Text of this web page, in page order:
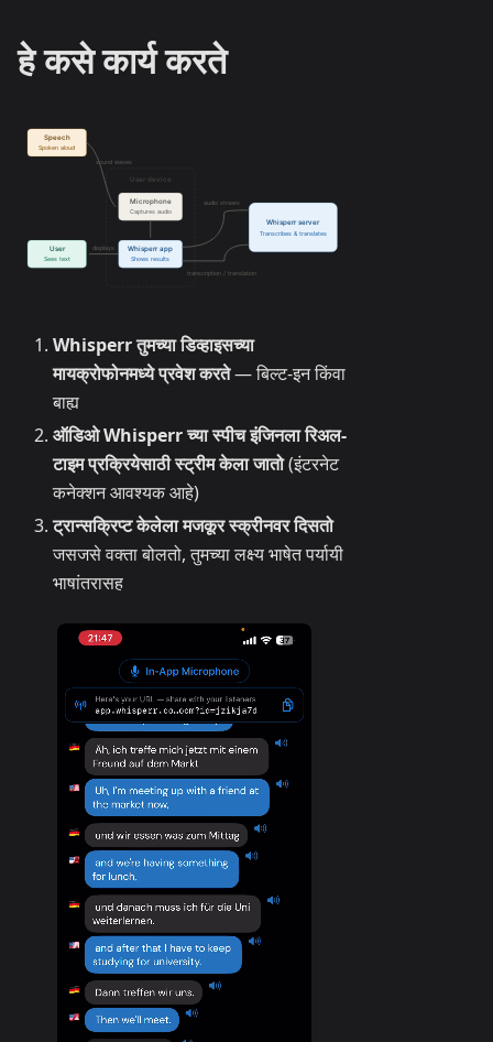
हे कसे कार्य करते
Whisperr तुमच्या डिव्हाइसच्या
मायक्रोफोनमध्ये प्रवेश करते— बिल्ट-इन किंवा
बाह्य
ऑडिओ Whisperr च्या स्पीच इंजिनला रिअल-
टाइम प्रक्रियेसाठी स्ट्रीम केला जातो(इंटरनेट
कनेक्शन आवश्यक आहे)
ट्रान्सक्रिप्ट केलेला मजकूर स्क्रीनवर दिसतो
जसजसे वक्ता बोलतो, तुमच्या लक्ष्य भाषेत पर्यायी
भाषांतरासह